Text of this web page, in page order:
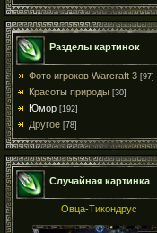
Разделы картинок
Фото игроков Warcraft 3 [97]
Красоты природы [30]
Юмор [192]
Другое [78]
Случайная картинка
Овца-Тикондрус